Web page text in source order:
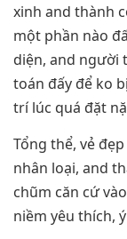
xinh and thành
một phần nào
diện, and người
toán đấy để ko
trí lúc quá đặt
Tổng thể, vẻ
nhân loại, and
chũm căn cứ
niềm yêu thích,